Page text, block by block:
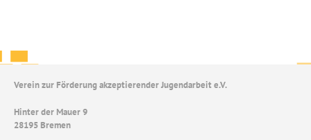
Verein zur Förderung akzeptierender Jugendarbeit e.V.
Hinter der Mauer 9
28195 Bremen